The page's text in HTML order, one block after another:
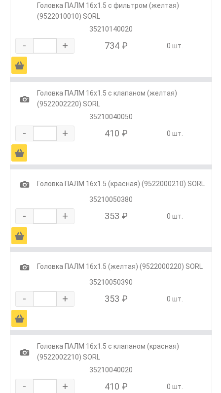
Головка ПАЛМ 16х1.5 с фильтром (желтая)
(9522010010) SORL
35210140020
- + 734 ₽ 0 шт.
Ä
1
Головка ПАЛМ 16х1.5 с клапаном (желтая)
(9522002220) SORL
35210040050
- + 410 ₽ 0 шт.
Ä
1
Головка ПАЛМ 16х1.5 (красная) (9522000210) SORL
35210050380
- + 353 ₽ 0 шт.
Ä
1
Головка ПАЛМ 16х1.5 (желтая) (9522000220) SORL
35210050390
- + 353 ₽ 0 шт.
Ä
1
Головка ПАЛМ 16х1.5 с клапаном (красная)
(9522002210) SORL
35210040020
- + 410 ₽ 0 шт.